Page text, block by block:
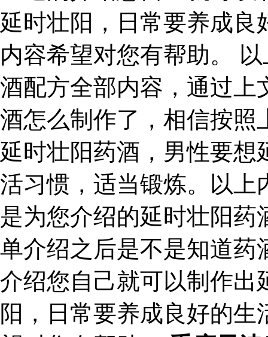
延时壮阳，日常要养成良
内容希望对您有帮助。
酒配方全部内容，通过上
酒怎么制作了，相信按照
延时壮阳药酒，男性要想
活习惯，适当锻炼。以上
是为您介绍的延时壮阳
单介绍之后是不是知道药
介绍您自己就可以制作出
阳，日常要养成良好的